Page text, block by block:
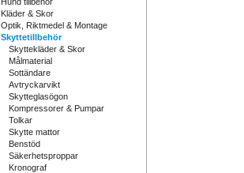
Kläder & Skor
Optik, Riktmedel & Montage
Skyttetillbehör
Skyttekläder & Skor
Målmaterial
Sottändare
Avtryckarvikt
Skytteglasögon
Kompressorer & Pumpar
Tolkar
Skytte mattor
Benstöd
Säkerhetsproppar
Kronograf